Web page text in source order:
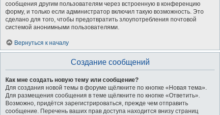
сообщения другим пользователям через встроенную в конференцию
форму, и только если администратор включил такую возможность. Это
сделано для того, чтобы предотвратить злоупотребления почтовой
системой анонимными пользователями.
Вернуться к началу
Создание сообщений
Как мне создать новую тему или сообщение?
Для создания новой темы в форуме щёлкните по кнопке «Новая тема».
Для размещения сообщения в теме щёлкните по кнопке «Ответить».
Возможно, придётся зарегистрироваться, прежде чем отправить
сообщение. Перечень ваших прав доступа находится внизу страниц